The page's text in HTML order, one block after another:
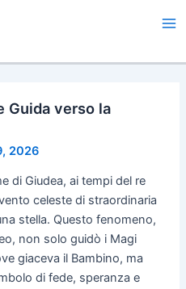
Guida verso la
2026
di Giudea, ai tempi del re
celeste di straordinaria
stella. Questo fenomeno,
non solo guidò i Magi
giaceva il Bambino, ma
di fede, speranza e